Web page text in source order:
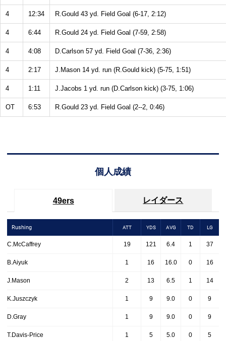
4 12:34 R.Gould 43 yd. Field Goal (6-17, 2:12)
4 6:44 R.Gould 24 yd. Field Goal (7-59, 2:58)
4 4:08 D.Carlson 57 yd. Field Goal (7-36, 2:36)
4 2:17 J.Mason 14 yd. run (R.Gould kick) (5-75, 1:51)
4 1:11 J.Jacobs 1 yd. run (D.Carlson kick) (3-75, 1:06)
OT 6:53 R.Gould 23 yd. Field Goal (2--2, 0:46)
個人成績
49ers レイダース
Rushing ATT YDS AVG TD LG
C.McCaffrey 19 121 6.4 1 37
B.Aiyuk 1 16 16.0 0 16
J.Mason 2 13 6.5 1 14
K.Juszczyk 1 9 9.0 0 9
D.Gray 1 9 9.0 0 9
T.Davis-Price 1 5 5.0 0 5